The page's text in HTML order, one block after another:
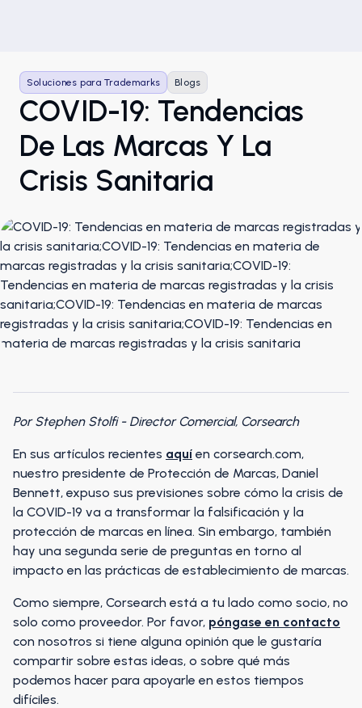
Soluciones para Trademarks Blogs
COVID-19: Tendencias
De Las Marcas Y La
Crisis Sanitaria
Por Stephen Stolfi - Director Comercial, Corsearch
En sus artículos recientes aquí en corsearch.com,
nuestro presidente de Protección de Marcas, Daniel
Bennett, expuso sus previsiones sobre cómo la crisis de
la COVID-19 va a transformar la falsificación y la
protección de marcas en línea. Sin embargo, también
hay una segunda serie de preguntas en torno al
impacto en las prácticas de establecimiento de marcas.
Como siempre, Corsearch está a tu lado como socio, no
solo como proveedor. Por favor, póngase en contacto
con nosotros si tiene alguna opinión que le gustaría
compartir sobre estas ideas, o sobre qué más
podemos hacer para apoyarle en estos tiempos
difíciles.